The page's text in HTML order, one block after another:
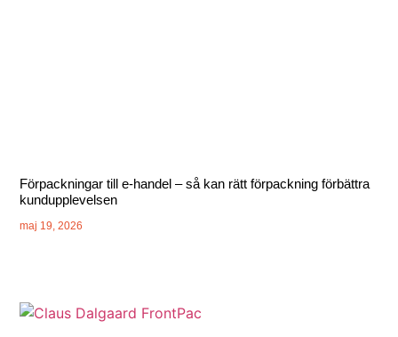
Förpackningar till e-handel – så kan rätt förpackning förbättra
kundupplevelsen
maj 19, 2026